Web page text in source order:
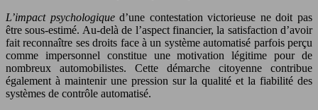
L’impact psychologiqued’une contestation victorieuse ne doit pas
être sous-estimé. Au-delà de l’aspect financier, la satisfaction d’avoir
fait reconnaître ses droits face à un système automatisé parfois perçu
comme impersonnel constitue une motivation légitime pour de
nombreux automobilistes. Cette démarche citoyenne contribue
également à maintenir une pression sur la qualité et la fiabilité des
systèmes de contrôle automatisé.